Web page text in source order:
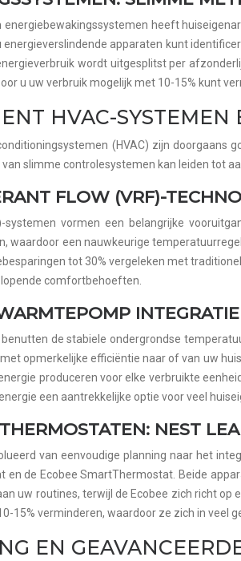
heeft
apparaten kunt
wordt uitgesplitst per
u uw verbruik mogelijk met 10-15% kunt
HVAC-
(HVAC) zijn doorgaans
slimme controlesystemen kan leiden tot
FLOW (VRF)-
systemen vormen een belangrijke
waardoor een nauwkeurige
tot 30% vergeleken met
comfortbehoeften.
de stabiele ondergrondse
opmerkelijke efficiëntie naar of van uw
produceren voor elke verbruikte
een aantrekkelijke optie voor veel
NEST
van eenvoudige planning naar het
en de Ecobee SmartThermostat. Beide
uw routines, terwijl de Ecobee zich richt
15% verminderen, waardoor ze zich in veel
EN